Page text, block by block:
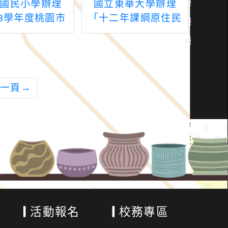
民小學辦理
學年度桃園市
小學學生學習
體行政推動計
畫十七：國中
師培增能研
習」
國立東華大學辦理
「十二年課綱原住民
族教育議題教學設計
工作坊原住民族升學
保障制度（臺中
場）」
頁 →
活動報名 校務專區